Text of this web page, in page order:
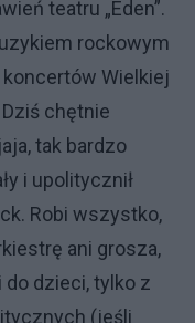
teatru „Eden”.
rockowym
Wielkiej
chętnie
tak bardzo
i upolitycznił
Robi wszystko,
ani grosza,
do dzieci, tylko z
(jeśli